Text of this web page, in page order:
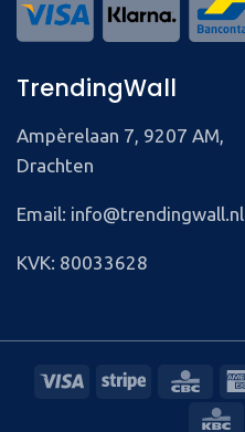
TrendingWall
Ampèrelaan 7, 9207 AM,
Drachten
Email: info@trendingwall.nl
KVK: 80033628